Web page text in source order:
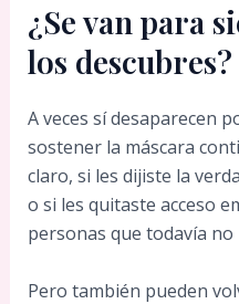
¿Se van para
los descubres?
A veces sí desaparecen
sostener la máscara
claro, si les dijiste la
o si les quitaste acceso
personas que todavía
Pero también pueden